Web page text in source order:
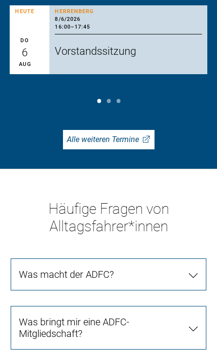
HEUTE
HERRENBERG
8/6/2026
16:00–17:45
DO
6
AUG
Vorstandssitzung
Alle weiteren Termine
Häufige Fragen von
Alltagsfahrer*innen
Was macht der ADFC?
Was bringt mir eine ADFC-
Mitgliedschaft?